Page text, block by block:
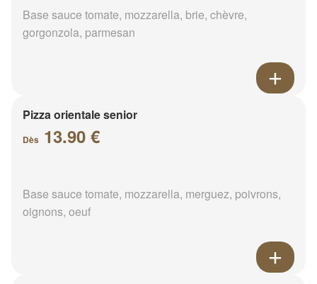
Base sauce tomate, mozzarella, brie, chèvre,
gorgonzola, parmesan
Pizza orientale senior
Dès 13.90 €
Base sauce tomate, mozzarella, merguez, poivrons,
oignons, oeuf